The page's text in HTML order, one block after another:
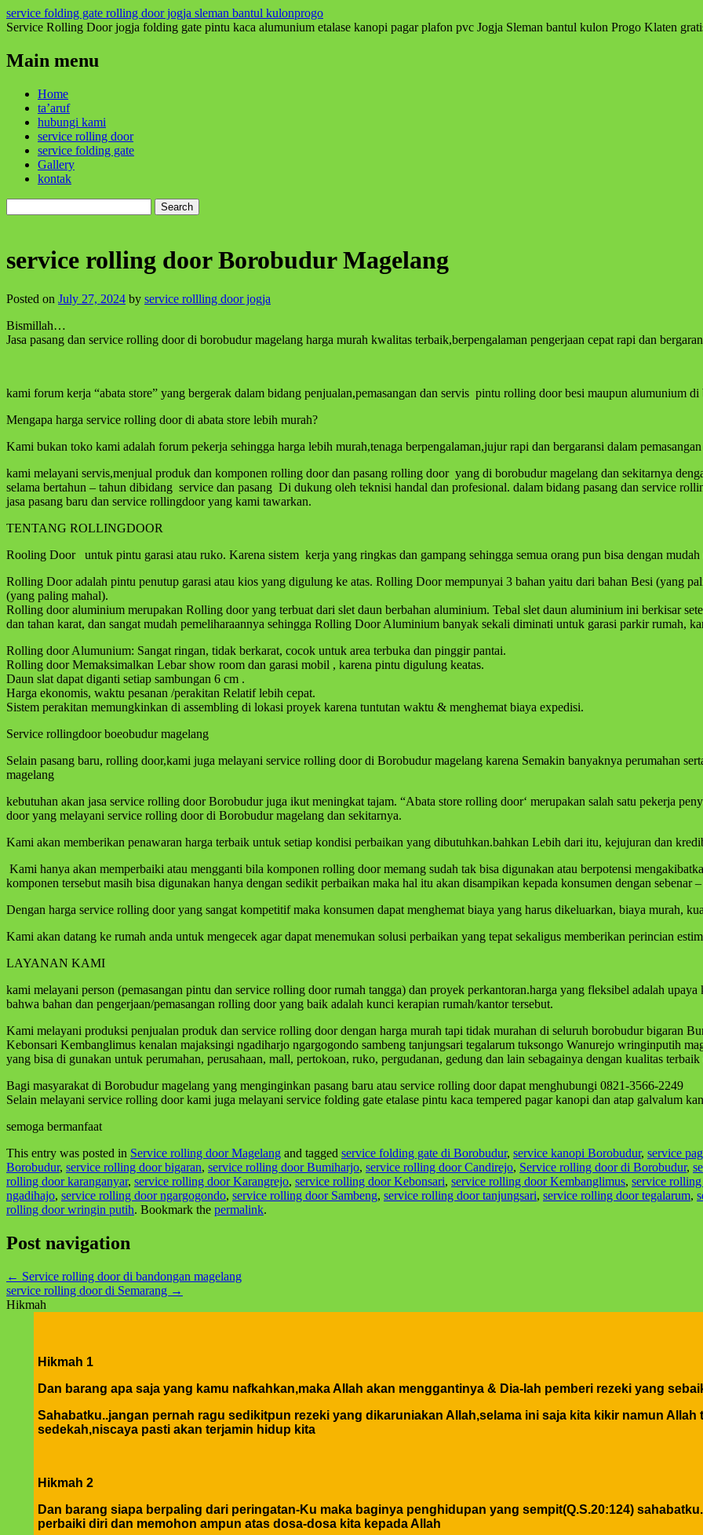
service folding gate rolling door jogja sleman bantul kulonprogo
Service Rolling Door jogja folding gate pintu kaca alumunium etalase kanopi pagar plafon pvc Jogja Sleman bantul kulon Progo Klaten
Main menu
Skip
content
Home
ta’aruf
hubungi kami
service rolling door
service folding gate
Gallery
kontak
for:
service rolling door Borobudur Magelang
Posted on July 27, 2024 by service rollling door jogja
Bismillah…
Jasa pasang dan service rolling door di borobudur magelang harga murah kwalitas terbaik,berpengalaman pengerjaan cepat rapi dan
kami forum kerja “abata store” yang bergerak dalam bidang penjualan,pemasangan dan servis pintu rolling door besi maupun alumunium
Mengapa harga service rolling door di abata store lebih murah?
Kami bukan toko kami adalah forum pekerja sehingga harga lebih murah,tenaga berpengalaman,jujur rapi dan bergaransi dalam
kami melayani servis,menjual produk dan komponen rolling door dan pasang rolling door yang di borobudur magelang dan sekitarnya
selama bertahun – tahun dibidang service dan pasang Di dukung oleh teknisi handal dan profesional. dalam bidang pasang dan service
jasa pasang baru dan service rollingdoor yang kami tawarkan.
TENTANG ROLLINGDOOR
Rooling Door untuk pintu garasi atau ruko. Karena sistem kerja yang ringkas dan gampang sehingga semua orang pun bisa dengan
Rolling Door adalah pintu penutup garasi atau kios yang digulung ke atas. Rolling Door mempunyai 3 bahan yaitu dari bahan Besi (yang
(yang paling mahal).
Rolling door aluminium merupakan Rolling door yang terbuat dari slet daun berbahan aluminium. Tebal slet daun aluminium ini berkisar
dan tahan karat, dan sangat mudah pemeliharaannya sehingga Rolling Door Aluminium banyak sekali diminati untuk garasi parkir rumah,
Rolling door Alumunium: Sangat ringan, tidak berkarat, cocok untuk area terbuka dan pinggir pantai.
Rolling door Memaksimalkan Lebar show room dan garasi mobil , karena pintu digulung keatas.
Daun slat dapat diganti setiap sambungan 6 cm .
Harga ekonomis, waktu pesanan /perakitan Relatif lebih cepat.
Sistem perakitan memungkinkan di assembling di lokasi proyek karena tuntutan waktu & menghemat biaya expedisi.
Service rollingdoor boeobudur magelang
Selain pasang baru, rolling door,kami juga melayani service rolling door di Borobudur magelang karena Semakin banyaknya perumahan
magelang
kebutuhan akan jasa service rolling door Borobudur juga ikut meningkat tajam. “Abata store rolling door‘ merupakan salah satu pekerja
door yang melayani service rolling door di Borobudur magelang dan sekitarnya.
Kami akan memberikan penawaran harga terbaik untuk setiap kondisi perbaikan yang dibutuhkan.bahkan Lebih dari itu, kejujuran dan
Kami hanya akan memperbaiki atau mengganti bila komponen rolling door memang sudah tak bisa digunakan atau berpotensi
komponen tersebut masih bisa digunakan hanya dengan sedikit perbaikan maka hal itu akan disampikan kepada konsumen dengan sebenar
Dengan harga service rolling door yang sangat kompetitif maka konsumen dapat menghemat biaya yang harus dikeluarkan, biaya murah,
Kami akan datang ke rumah anda untuk mengecek agar dapat menemukan solusi perbaikan yang tepat sekaligus memberikan perincian
LAYANAN KAMI
kami melayani person (pemasangan pintu dan service rolling door rumah tangga) dan proyek perkantoran.harga yang fleksibel adalah
bahwa bahan dan pengerjaan/pemasangan rolling door yang baik adalah kunci kerapian rumah/kantor tersebut.
Kami melayani produksi penjualan produk dan service rolling door dengan harga murah tapi tidak murahan di seluruh borobudur bigaran
Kebonsari Kembanglimus kenalan majaksingi ngadiharjo ngargogondo sambeng tanjungsari tegalarum tuksongo Wanurejo wringinputih
yang bisa di gunakan untuk perumahan, perusahaan, mall, pertokoan, ruko, pergudanan, gedung dan lain sebagainya dengan kualitas
Bagi masyarakat di Borobudur magelang yang menginginkan pasang baru atau service rolling door dapat menghubungi 0821-3566-2249
Selain melayani service rolling door kami juga melayani service folding gate etalase pintu kaca tempered pagar kanopi dan atap galvalum
semoga bermanfaat
This entry was posted in Service rolling door Magelang and tagged service folding gate di Borobudur, service kanopi Borobudur, service
Borobudur, service rolling door bigaran, service rolling door Bumiharjo, service rolling door Candirejo, Service rolling door di Borobudur,
rolling door karanganyar, service rolling door Karangrejo, service rolling door Kebonsari, service rolling door Kembanglimus, service
ngadihajo, service rolling door ngargogondo, service rolling door Sambeng, service rolling door tanjungsari, service rolling door tegalarum,
rolling door wringin putih. Bookmark the permalink.
Post navigation
← Service rolling door di bandongan magelang
service rolling door di Semarang →
Hikmah
Hikmah 1
Dan barang apa saja yang kamu nafkahkan,maka Allah akan menggantinya & Dia-lah pemberi rezeki yang
Sahabatku..jangan pernah ragu sedikitpun rezeki yang dikaruniakan Allah,selama ini saja kita kikir namun
sedekah,niscaya pasti akan terjamin hidup kita
Hikmah 2
Dan barang siapa berpaling dari peringatan-Ku maka baginya penghidupan yang sempit(Q.S.20:124)
perbaiki diri dan memohon ampun atas dosa-dosa kita kepada Allah